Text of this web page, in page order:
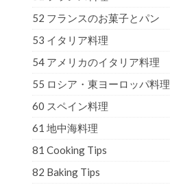
52 フランスのお菓子とパン
53 イタリア料理
54 アメリカのイタリア料理
55 ロシア・東ヨーロッパ料理
60 スペイン料理
61 地中海料理
81 Cooking Tips
82 Baking Tips